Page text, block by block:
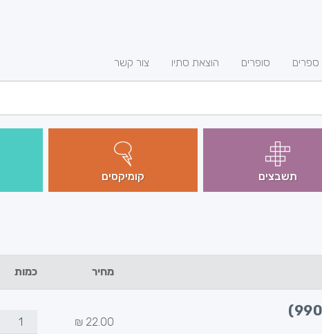
ספרים סופרים הוצאת סתיו צור קשר
תשבצים קומיקסים
מחיר כמות
22.00
₪